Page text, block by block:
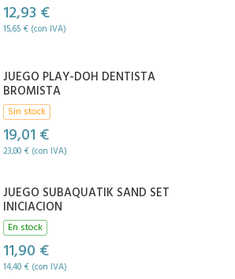
12,93 €
15,65 € (con IVA)
JUEGO PLAY-DOH DENTISTA
BROMISTA
Sin stock
19,01 €
23,00 € (con IVA)
JUEGO SUBAQUATIK SAND SET
INICIACION
En stock
11,90 €
14,40 € (con IVA)